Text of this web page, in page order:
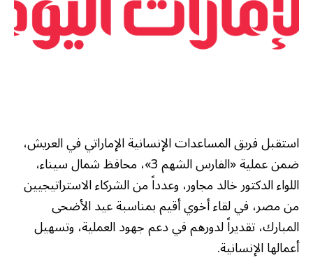
استقبل فريق المساعدات الإنسانية الإماراتي في العريش،
ضمن عملية «الفارس الشهم 3»، محافظ شمال سيناء،
اللواء الدكتور خالد مجاور، وعدداً من الشركاء الاستراتيجيين
من مصر، في لقاء أخوي أقيم بمناسبة عيد الأضحى
المبارك، تقديراً لدورهم في دعم جهود العملية، وتسهيل
أعمالها الإنسانية.